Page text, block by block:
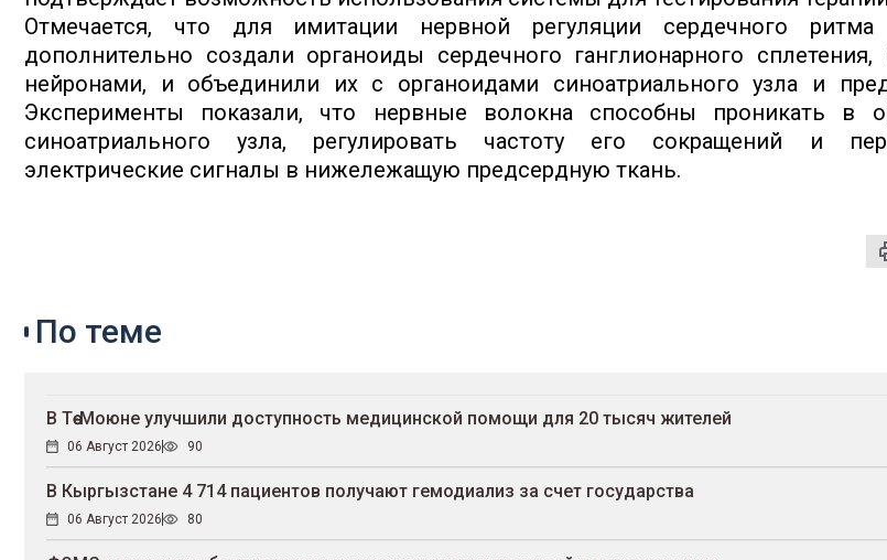
Отмечается, что для имитации нервной регуляции сердечного ритма
дополнительно создали органоиды сердечного ганглионарного сплетения,
нейронами, и объединили их с органоидами синоатриального узла и
Эксперименты показали, что нервные волокна способны проникать в
синоатриального узла, регулировать частоту его сокращений и
электрические сигналы в нижележащую предсердную ткань.
По теме
В Төө-Моюне улучшили доступность медицинской помощи для 20 тысяч жителей
06 Август 2026 90
В Кыргызстане 4 714 пациентов получают гемодиализ за счет государства
06 Август 2026 80